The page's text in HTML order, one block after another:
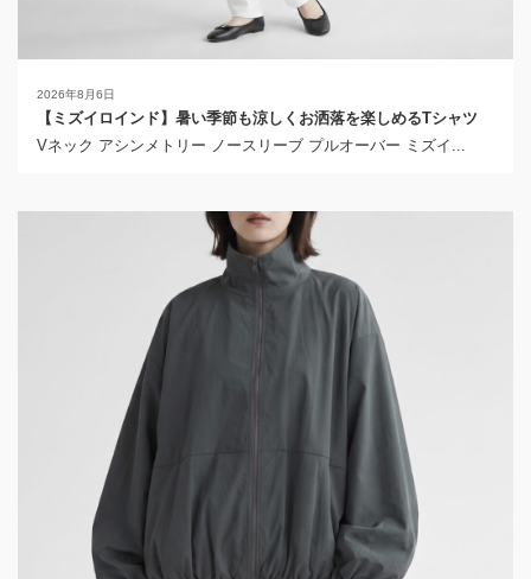
2026年8月6日
【ミズイロインド】暑い季節も涼しくお洒落を楽しめるTシャツ
Vネック アシンメトリー ノースリーブ プルオーバー ミズイ...